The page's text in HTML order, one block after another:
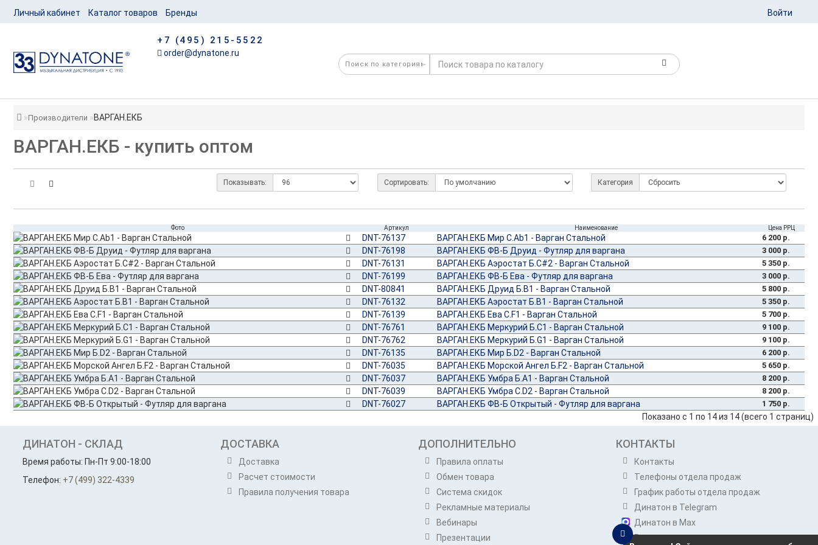
Личный кабинет Каталог товаров Бренды Войти
+7 (495) 215-5522
order@dynatone.ru
Производители ВАРГАН.ЕКБ
ВАРГАН.ЕКБ - купить оптом
Категория
Сортировать:
Показывать:
Фото Артикул Наименование Цена РРЦ
DNT-76137 ВАРГАН.ЕКБ Мир С.Ab1 - Варган Стальной 6 200 р.
DNT-76198 ВАРГАН.ЕКБ ФВ-Б Друид - Футляр для варгана 3 000 р.
DNT-76131 ВАРГАН.ЕКБ Аэростат Б.С#2 - Варган Стальной 5 350 р.
DNT-76199 ВАРГАН.ЕКБ ФВ-Б Ева - Футляр для варгана 3 000 р.
DNT-80841 ВАРГАН.ЕКБ Друид Б.B1 - Варган Стальной 5 800 р.
DNT-76132 ВАРГАН.ЕКБ Аэростат Б.В1 - Варган Стальной 5 350 р.
DNT-76139 ВАРГАН.ЕКБ Ева С.F1 - Варган Стальной 5 700 р.
DNT-76761 ВАРГАН.ЕКБ Меркурий Б.C1 - Варган Стальной 9 100 р.
DNT-76762 ВАРГАН.ЕКБ Меркурий Б.G1 - Варган Стальной 9 100 р.
DNT-76135 ВАРГАН.ЕКБ Мир Б.D2 - Варган Стальной 6 200 р.
DNT-76035 ВАРГАН.ЕКБ Морской Ангел Б.F2 - Варган Стальной 5 650 р.
DNT-76037 ВАРГАН.ЕКБ Умбра Б.A1 - Варган Стальной 8 200 р.
DNT-76039 ВАРГАН.ЕКБ Умбра С.D2 - Варган Стальной 8 200 р.
DNT-76027 ВАРГАН.ЕКБ ФВ-Б Открытый - Футляр для варгана 1 750 р.
Показано с 1 по 14 из 14 (всего 1 страниц)
ДИНАТОН - СКЛАД
Время работы: Пн-Пт 9:00-18:00
Телефон: +7 (499) 322-4339
ДОСТАВКА
Доставка
Расчет стоимости
Правила получения товара
ДОПОЛНИТЕЛЬНО
Правила оплаты
Обмен товара
Система скидок
Рекламные материалы
Вебинары
Презентации
КОНТАКТЫ
Контакты
Телефоны отдела продаж
График работы отдела продаж
Динатон в Telegram
Динатон в Max
Розничным покупателям